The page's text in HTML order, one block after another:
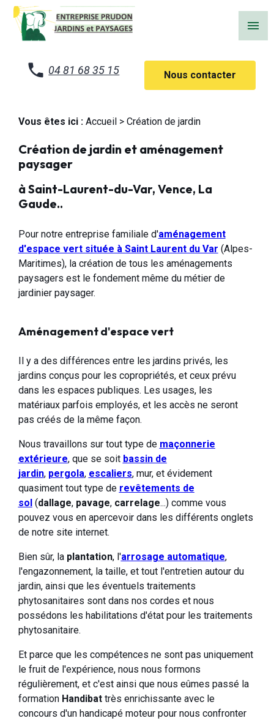
menu
04 81 68 35 15 Nous contacter
Vous êtes ici : Accueil> Création de jardin
Création de jardin et aménagement
paysager
à Saint-Laurent-du-Var, Vence, La
Gaude..
Pour notre entreprise familiale d'aménagement
d'espace vert située à Saint Laurent du Var (Alpes-
Maritimes), la création de tous les aménagements
paysagers est le fondement même du métier de
jardinier paysager.
Aménagement d'espace vert
Il y a des différences entre les jardins privés, les
jardins conçus pour les copropriétés, et ceux prévu
dans les espaces publiques. Les usages, les
matériaux parfois employés, et les accès ne seront
pas créés de la même façon.
Nous travaillons sur tout type de maçonnerie
extérieure, que se soit bassin de
jardin, pergola, escaliers, mur, et évidement
quasiment tout type de revêtements de
sol (dallage, pavage, carrelage...) comme vous
pouvez vous en apercevoir dans les différents onglets
de notre site internet.
Bien sûr, la plantation, l'arrosage automatique,
l'engazonnement, la taille, et tout l'entretien autour du
jardin, ainsi que les éventuels traitements
phytosanitaires sont dans nos cordes et nous
possédons les habilitations d'état pour les traitements
phytosanitaire.
Et parce que les compétences ne sont pas uniquement
le fruit de l'expérience, nous nous formons
régulièrement, et c'est ainsi que nous eûmes passé la
formation Handibat très enrichissante avec le
concours d'un handicapé moteur pour nous confronter
Panneau de gestion des cookies